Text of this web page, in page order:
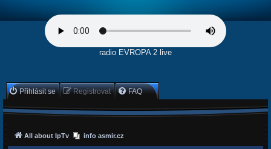
radio EVROPA 2 live
Přihlásit se Registrovat FAQ
All about IpTv info asmir.cz